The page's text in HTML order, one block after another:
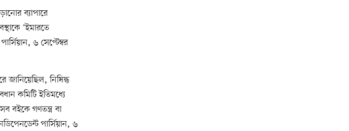
ব্যাপারে
‘ইমারতে
৬ সেপ্টেম্বর
নিষিদ্ধ
কমিটি ইতিমধ্যে
বইকে গণতন্ত্র বা
পার্সিয়ান, ৬